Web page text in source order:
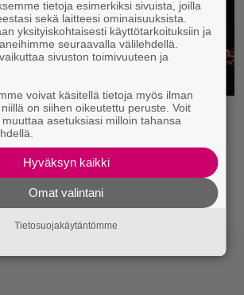
noussut kotimainen
julkisti lisää
kesälle
taas!
tietoja esimerkiksi sivuista, joilla
sekä laitteesi ominaisuuksista.
yksityiskohtaisesti käyttötarkoituksiin ja
seuraavalla välilehdellä.
sivuston toimivuuteen ja
voivat käsitellä tietoja myös ilman
on siihen oikeutettu peruste. Voit
asetuksiasi milloin tahansa
Hyväksyn kaikki
Omat valintani
Tietosuojakäytäntömme